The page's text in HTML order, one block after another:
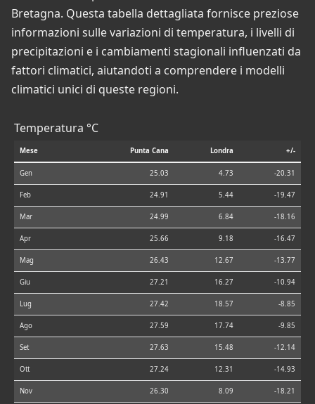
Bretagna. Questa tabella dettagliata fornisce preziose
informazioni sulle variazioni di temperatura, i livelli di
precipitazioni e i cambiamenti stagionali influenzati da
fattori climatici, aiutandoti a comprendere i modelli
climatici unici di queste regioni.
Temperatura °C
Mese Punta Cana Londra +/-
Gen 25.03 4.73 -20.31
Feb 24.91 5.44 -19.47
Mar 24.99 6.84 -18.16
Apr 25.66 9.18 -16.47
Mag 26.43 12.67 -13.77
Giu 27.21 16.27 -10.94
Lug 27.42 18.57 -8.85
Ago 27.59 17.74 -9.85
Set 27.63 15.48 -12.14
Ott 27.24 12.31 -14.93
Nov 26.30 8.09 -18.21